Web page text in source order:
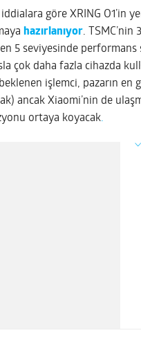
göre XRING O1’in
hazırlanıyor. TSMC’nin
5 seviyesinde performans
çok daha fazla cihazda
işlemci, pazarın
ancak Xiaomi’nin de
ortaya koyacak.